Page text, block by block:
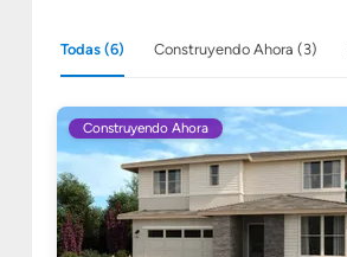
Todas (6) Construyendo Ahora (3)
Construyendo Ahora